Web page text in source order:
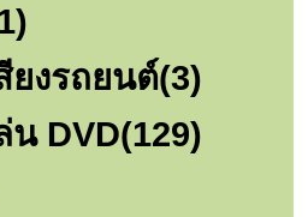
ยงรถยนต์(3)
น DVD(129)